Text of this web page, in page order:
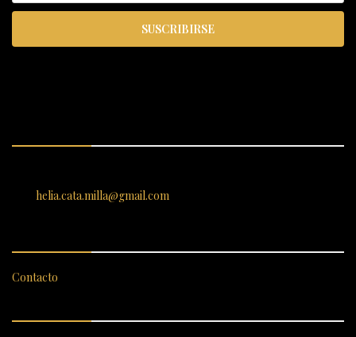
SUSCRIBIRSE
helia.cata.milla@gmail.com
Contacto